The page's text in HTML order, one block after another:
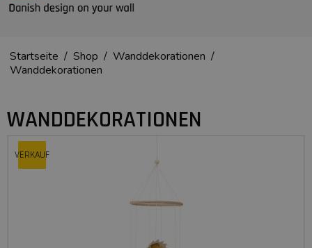
Startseite / Shop / Wanddekorationen /
Wanddekorationen
WANDDEKORATIONEN
VERKAUF